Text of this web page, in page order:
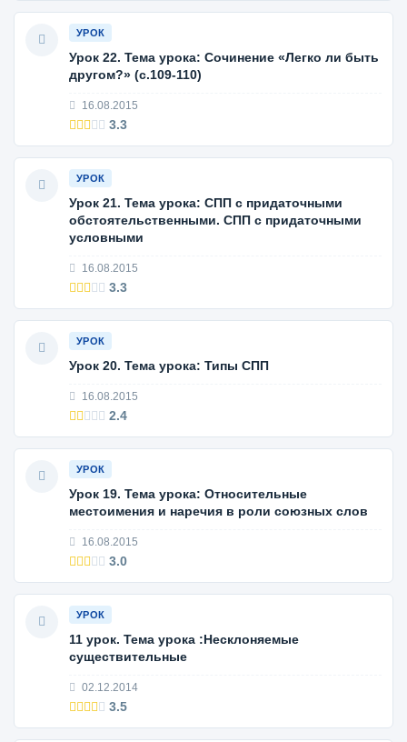
УРОК
Урок 22. Тема урока: Сочинение «Легко ли быть
другом?» (с.109-110)
16.08.2015
3.3
УРОК
Урок 21. Тема урока: СПП с придаточными
обстоятельственными. СПП с придаточными
условными
16.08.2015
3.3
УРОК
Урок 20. Тема урока: Типы СПП
16.08.2015
2.4
УРОК
Урок 19. Тема урока: Относительные
местоимения и наречия в роли союзных слов
16.08.2015
3.0
УРОК
11 урок. Тема урока :Несклоняемые
существительные
02.12.2014
3.5